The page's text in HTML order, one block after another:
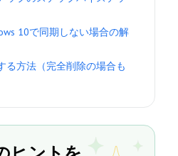
10で同期しない場合の解
る方法（完全削除の場合も